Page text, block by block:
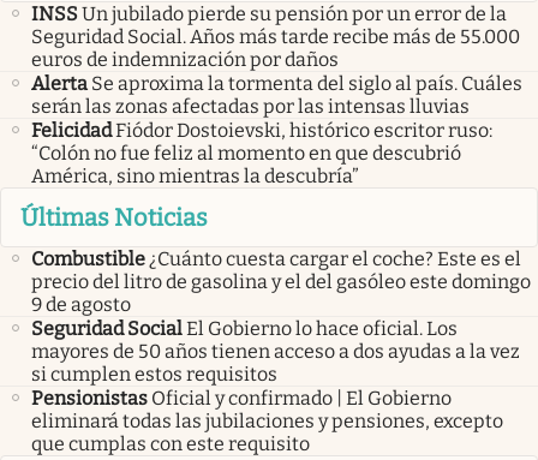
INSSUn jubilado pierde su pensión por un error de la
Seguridad Social. Años más tarde recibe más de 55.000
euros de indemnización por daños
Alerta Se aproxima la tormenta del siglo al país. Cuáles
serán las zonas afectadas por las intensas lluvias
FelicidadFiódor Dostoievski, histórico escritor ruso:
“Colón no fue feliz al momento en que descubrió
América, sino mientras la descubría”
Últimas Noticias
Combustible¿Cuánto cuesta cargar el coche? Este es el
precio del litro de gasolina y el del gasóleo este domingo
9 de agosto
Seguridad SocialEl Gobierno lo hace oficial. Los
mayores de 50 años tienen acceso a dos ayudas a la vez
si cumplen estos requisitos
Pensionistas Oficial y confirmado | El Gobierno
eliminará todas las jubilaciones y pensiones, excepto
que cumplas con este requisito